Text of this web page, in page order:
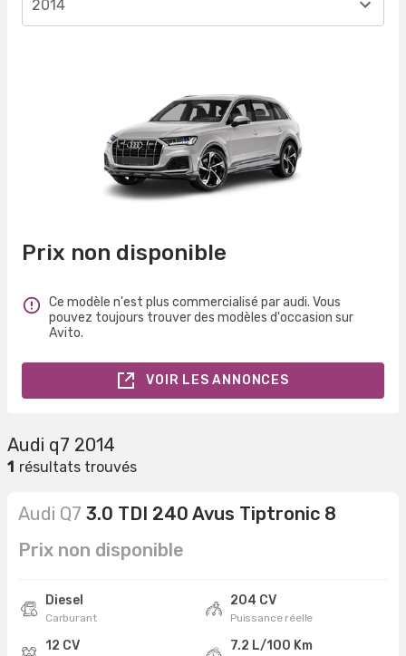
2014
Prix non disponible
Ce modèle n'est plus commercialisé par audi. Vous
pouvez toujours trouver des modèles d'occasion sur
Avito.
VOIR LES ANNONCES
Audi q7 2014
1 résultats trouvés
Audi Q7 3.0 TDI 240 Avus Tiptronic 8
Prix non disponible
Diesel
Carburant
204 CV
Puissance réelle
12 CV 7.2 L/100 Km